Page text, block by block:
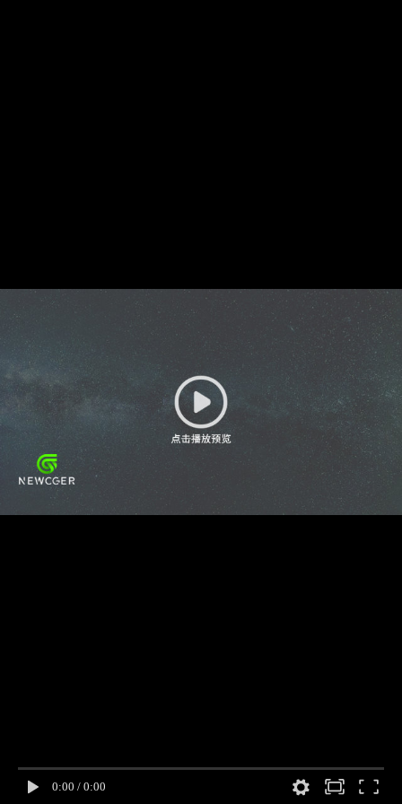
0:00 / 0:00